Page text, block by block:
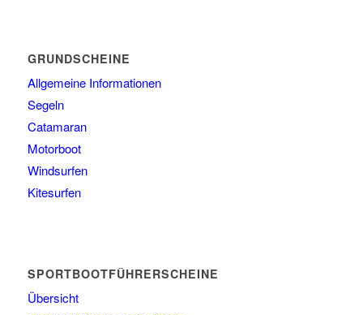
GRUNDSCHEINE
Allgemeine Informationen
Segeln
Catamaran
Motorboot
Windsurfen
Kitesurfen
SPORTBOOTFÜHRERSCHEINE
Übersicht